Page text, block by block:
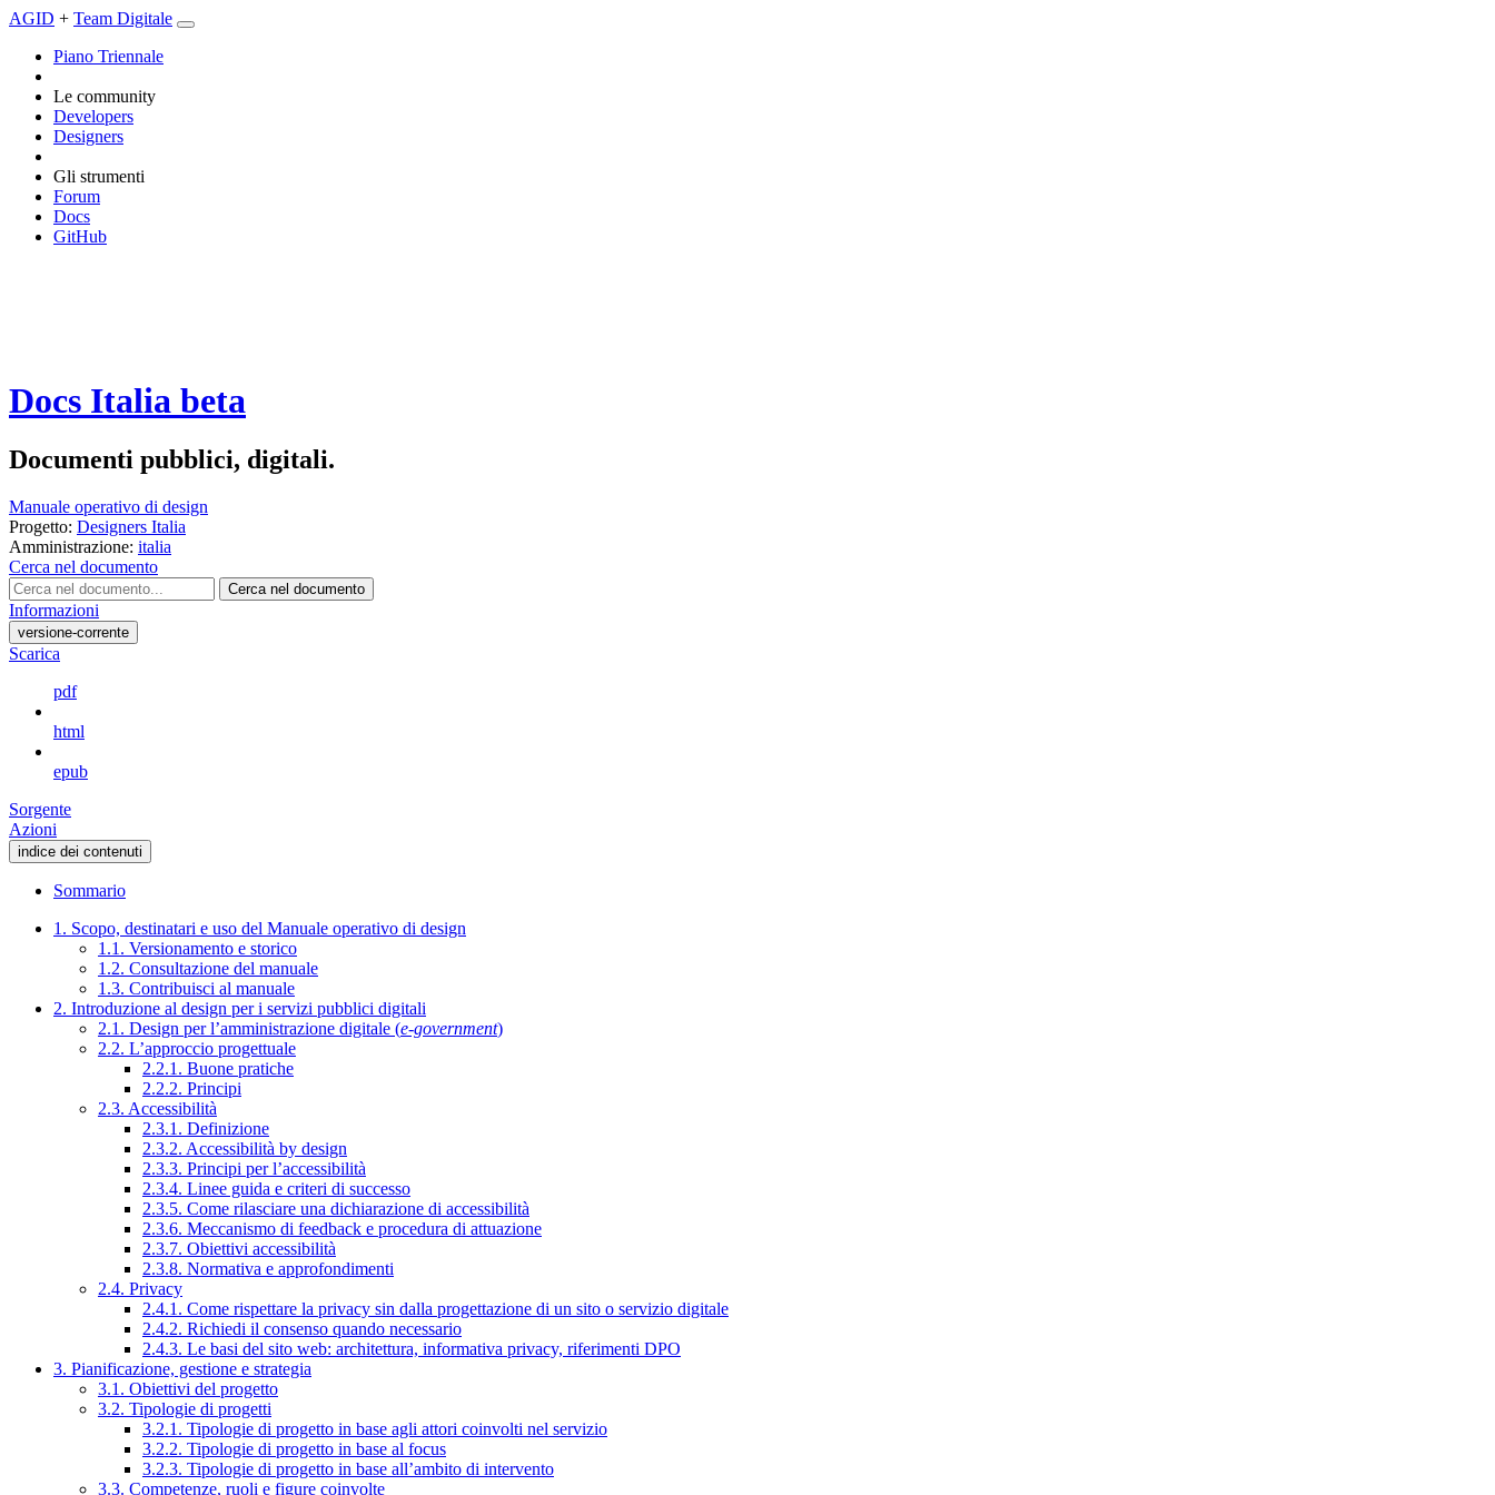
AGID + Team Digitale
Piano Triennale
Le community
Developers
Designers
Gli strumenti
Forum
Docs
GitHub
Docs Italia beta
Documenti pubblici, digitali.
Manuale operativo di design
Progetto: Designers Italia
Amministrazione: italia
Cerca nel documento
Cerca nel documento
Informazioni
versione-corrente
Scarica
pdf
html
epub
Sorgente
Azioni
indice dei contenuti
Sommario
1. Scopo, destinatari e uso del Manuale operativo di design
1.1. Versionamento e storico
1.2. Consultazione del manuale
1.3. Contribuisci al manuale
2. Introduzione al design per i servizi pubblici digitali
2.1. Design per l’amministrazione digitale (e-government)
2.2. L’approccio progettuale
2.2.1. Buone pratiche
2.2.2. Principi
2.3. Accessibilità
2.3.1. Definizione
2.3.2. Accessibilità by design
2.3.3. Principi per l’accessibilità
2.3.4. Linee guida e criteri di successo
2.3.5. Come rilasciare una dichiarazione di accessibilità
2.3.6. Meccanismo di feedback e procedura di attuazione
2.3.7. Obiettivi accessibilità
2.3.8. Normativa e approfondimenti
2.4. Privacy
2.4.1. Come rispettare la privacy sin dalla progettazione di un sito o servizio digitale
2.4.2. Richiedi il consenso quando necessario
2.4.3. Le basi del sito web: architettura, informativa privacy, riferimenti DPO
3. Pianificazione, gestione e strategia
3.1. Obiettivi del progetto
3.2. Tipologie di progetti
3.2.1. Tipologie di progetto in base agli attori coinvolti nel servizio
3.2.2. Tipologie di progetto in base al focus
3.2.3. Tipologie di progetto in base all’ambito di intervento
3.3. Competenze, ruoli e figure coinvolte